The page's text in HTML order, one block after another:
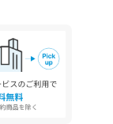
シャルネックレ
！